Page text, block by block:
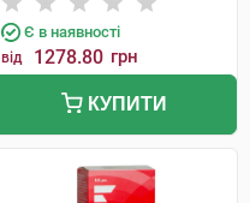
Є в наявності
від 1278.80 грн
КУПИТИ